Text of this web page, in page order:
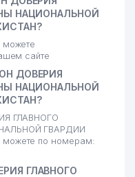
НАЦИОНАЛЬНОЙ
сайте
ДОВЕРИЯ
НАЦИОНАЛЬНОЙ
ГЛАВНОГО
ГВАРДИИ
по номерам:
ГЛАВНОГО